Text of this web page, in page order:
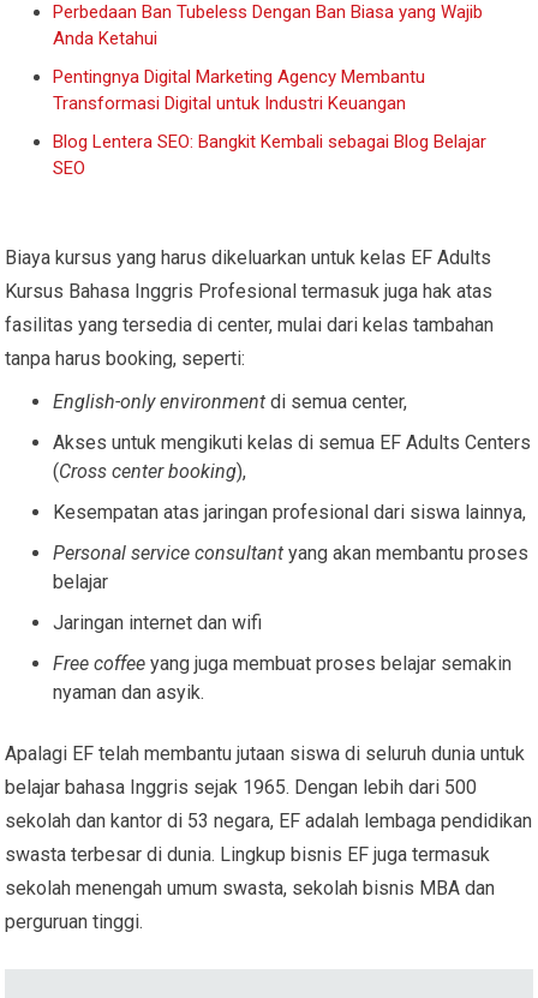
Perbedaan Ban Tubeless Dengan Ban Biasa yang Wajib
Anda Ketahui
Pentingnya Digital Marketing Agency Membantu
Transformasi Digital untuk Industri Keuangan
Blog Lentera SEO: Bangkit Kembali sebagai Blog Belajar
SEO
Biaya kursus yang harus dikeluarkan untuk kelas EF Adults
Kursus Bahasa Inggris Profesional termasuk juga hak atas
fasilitas yang tersedia di center, mulai dari kelas tambahan
tanpa harus booking, seperti:
English-only environment di semua center,
Akses untuk mengikuti kelas di semua EF Adults Centers
(Cross center booking),
Kesempatan atas jaringan profesional dari siswa lainnya,
Personal service consultant yang akan membantu proses
belajar
Jaringan internet dan wifi
Free coffee yang juga membuat proses belajar semakin
nyaman dan asyik.
Apalagi EF telah membantu jutaan siswa di seluruh dunia untuk
belajar bahasa Inggris sejak 1965. Dengan lebih dari 500
sekolah dan kantor di 53 negara, EF adalah lembaga pendidikan
swasta terbesar di dunia. Lingkup bisnis EF juga termasuk
sekolah menengah umum swasta, sekolah bisnis MBA dan
perguruan tinggi.